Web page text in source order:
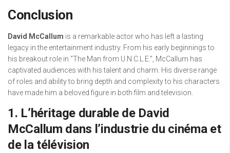
Conclusion
David McCallum is a remarkable actor who has left a lasting
legacy in the entertainment industry. From his early beginnings to
his breakout role in “The Man from U.N.C.L.E.”, McCallum has
captivated audiences with his talent and charm. His diverse range
of roles and ability to bring depth and complexity to his characters
have made him a beloved figure in both film and television.
1. L’héritage durable de David
McCallum dans l’industrie du cinéma et
de la télévision